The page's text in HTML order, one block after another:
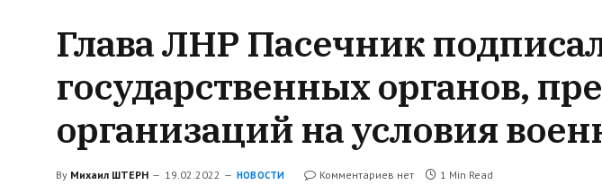
Глава ЛНР Пасечник
государственных органов,
организаций на условия
By Михаил ШТЕРН 19.02.2022 НОВОСТИ Комментариев нет 1 Min Read